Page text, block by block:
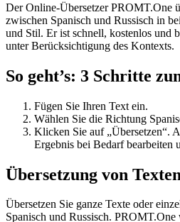
Der Online-Übersetzer PROMT.One
zwischen Spanisch und Russisch in
und Stil. Er ist schnell, kostenlos und
unter Berücksichtigung des Kontexts.
So geht’s: 3 Schritte
Fügen Sie Ihren Text ein.
Wählen Sie die Richtung
Klicken Sie auf „Übersetzen“.
Ergebnis bei Bedarf bearbeiten
Übersetzung von
Übersetzen Sie ganze Texte oder
Spanisch und Russisch.